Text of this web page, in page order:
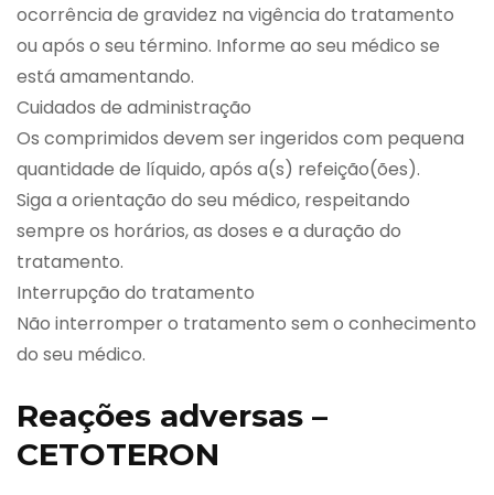
ocorrência de gravidez na vigência do tratamento
ou após o seu término. Informe ao seu médico se
está amamentando.
Cuidados de administração
Os comprimidos devem ser ingeridos com pequena
quantidade de líquido, após a(s) refeição(ões).
Siga a orientação do seu médico, respeitando
sempre os horários, as doses e a duração do
tratamento.
Interrupção do tratamento
Não interromper o tratamento sem o conhecimento
do seu médico.
Reações adversas –
CETOTERON